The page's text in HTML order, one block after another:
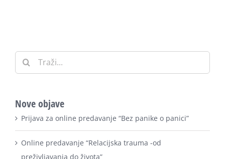
Prijava za online predavanje “Bez panike o panici”
Online predavanje “Relacijska trauma -od
preživljavanja do života”